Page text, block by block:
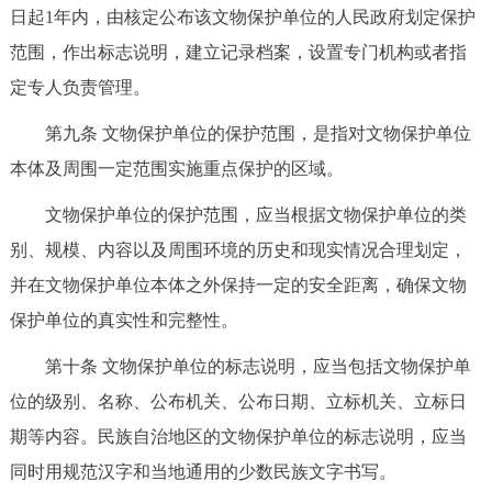
日起1年内，由核定公布该文物保护单位的人民政府划定保护
范围，作出标志说明，建立记录档案，设置专门机构或者指
定专人负责管理。
第九条 文物保护单位的保护范围，是指对文物保护单位
本体及周围一定范围实施重点保护的区域。
文物保护单位的保护范围，应当根据文物保护单位的类
别、规模、内容以及周围环境的历史和现实情况合理划定，
并在文物保护单位本体之外保持一定的安全距离，确保文物
保护单位的真实性和完整性。
第十条 文物保护单位的标志说明，应当包括文物保护单
位的级别、名称、公布机关、公布日期、立标机关、立标日
期等内容。民族自治地区的文物保护单位的标志说明，应当
同时用规范汉字和当地通用的少数民族文字书写。